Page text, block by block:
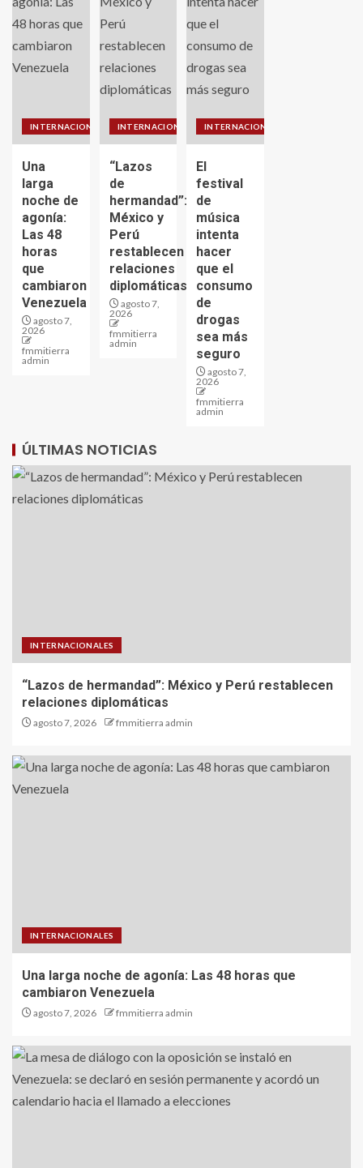
INTERNACIONALES
Una
larga
noche de
agonía:
Las 48
horas
que
cambiaron
Venezuela
agosto 7,
2026
fmmitierra
admin
INTERNACIONALES
“Lazos
de
hermandad”:
México y
Perú
restablecen
relaciones
diplomáticas
agosto 7,
2026
fmmitierra
admin
INTERNACIONALES
El
festival
de
música
intenta
hacer
que el
consumo
de
drogas
sea más
seguro
agosto 7,
2026
fmmitierra
admin
ÚLTIMAS NOTICIAS
INTERNACIONALES
“Lazos de hermandad”: México y Perú restablecen
relaciones diplomáticas
agosto 7, 2026 fmmitierra admin
INTERNACIONALES
Una larga noche de agonía: Las 48 horas que
cambiaron Venezuela
agosto 7, 2026 fmmitierra admin